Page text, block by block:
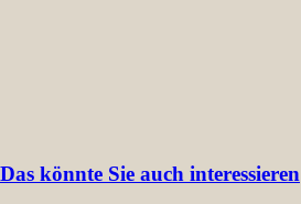
Das könnte Sie auch interessieren